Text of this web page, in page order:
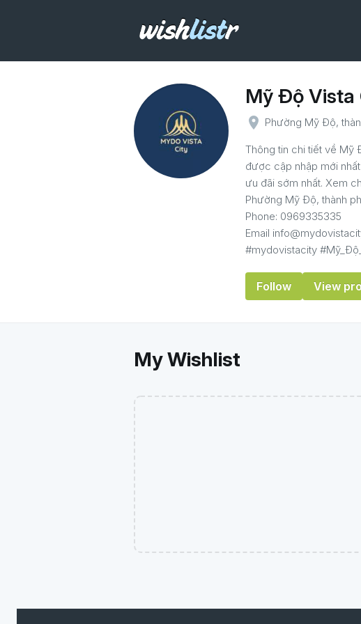
Mỹ Độ Vista
place Phường Mỹ Độ,
Thông tin chi tiết về Mỹ
được cập nhập mới
ưu đãi sớm nhất. Xem
Phường Mỹ Độ, thành
Phone: 0969335335
Email
#mydovistacity
Follow View
My Wishlist